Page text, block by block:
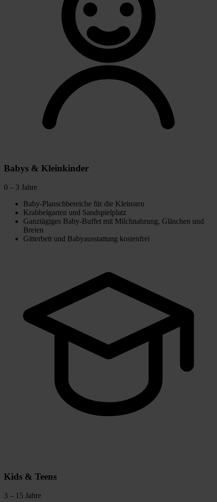
Babys & Kleinkinder
0 – 3 Jahre
Baby-Planschbereiche für die Kleinsten
Krabbelgarten und Sandspielplatz
Ganztägiges Baby-Buffet mit Milchnahrung, Gläschen und
Breien
Gitterbett und Babyausstattung kostenfrei
Kids & Teens
3 – 15 Jahre